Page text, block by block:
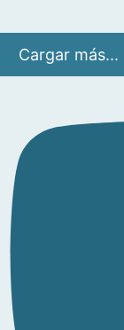
Cargar más...